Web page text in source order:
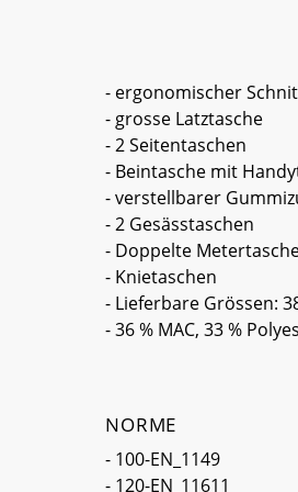
- ergonomischer
- grosse Latztasche
- 2 Seitentaschen
- Beintasche mit
- verstellbarer
- 2 Gesässtaschen
- Doppelte
- Knietaschen
- Lieferbare Grössen:
- 36 % MAC, 33 %
NORME
- 100-EN_1149
- 120-EN_11611